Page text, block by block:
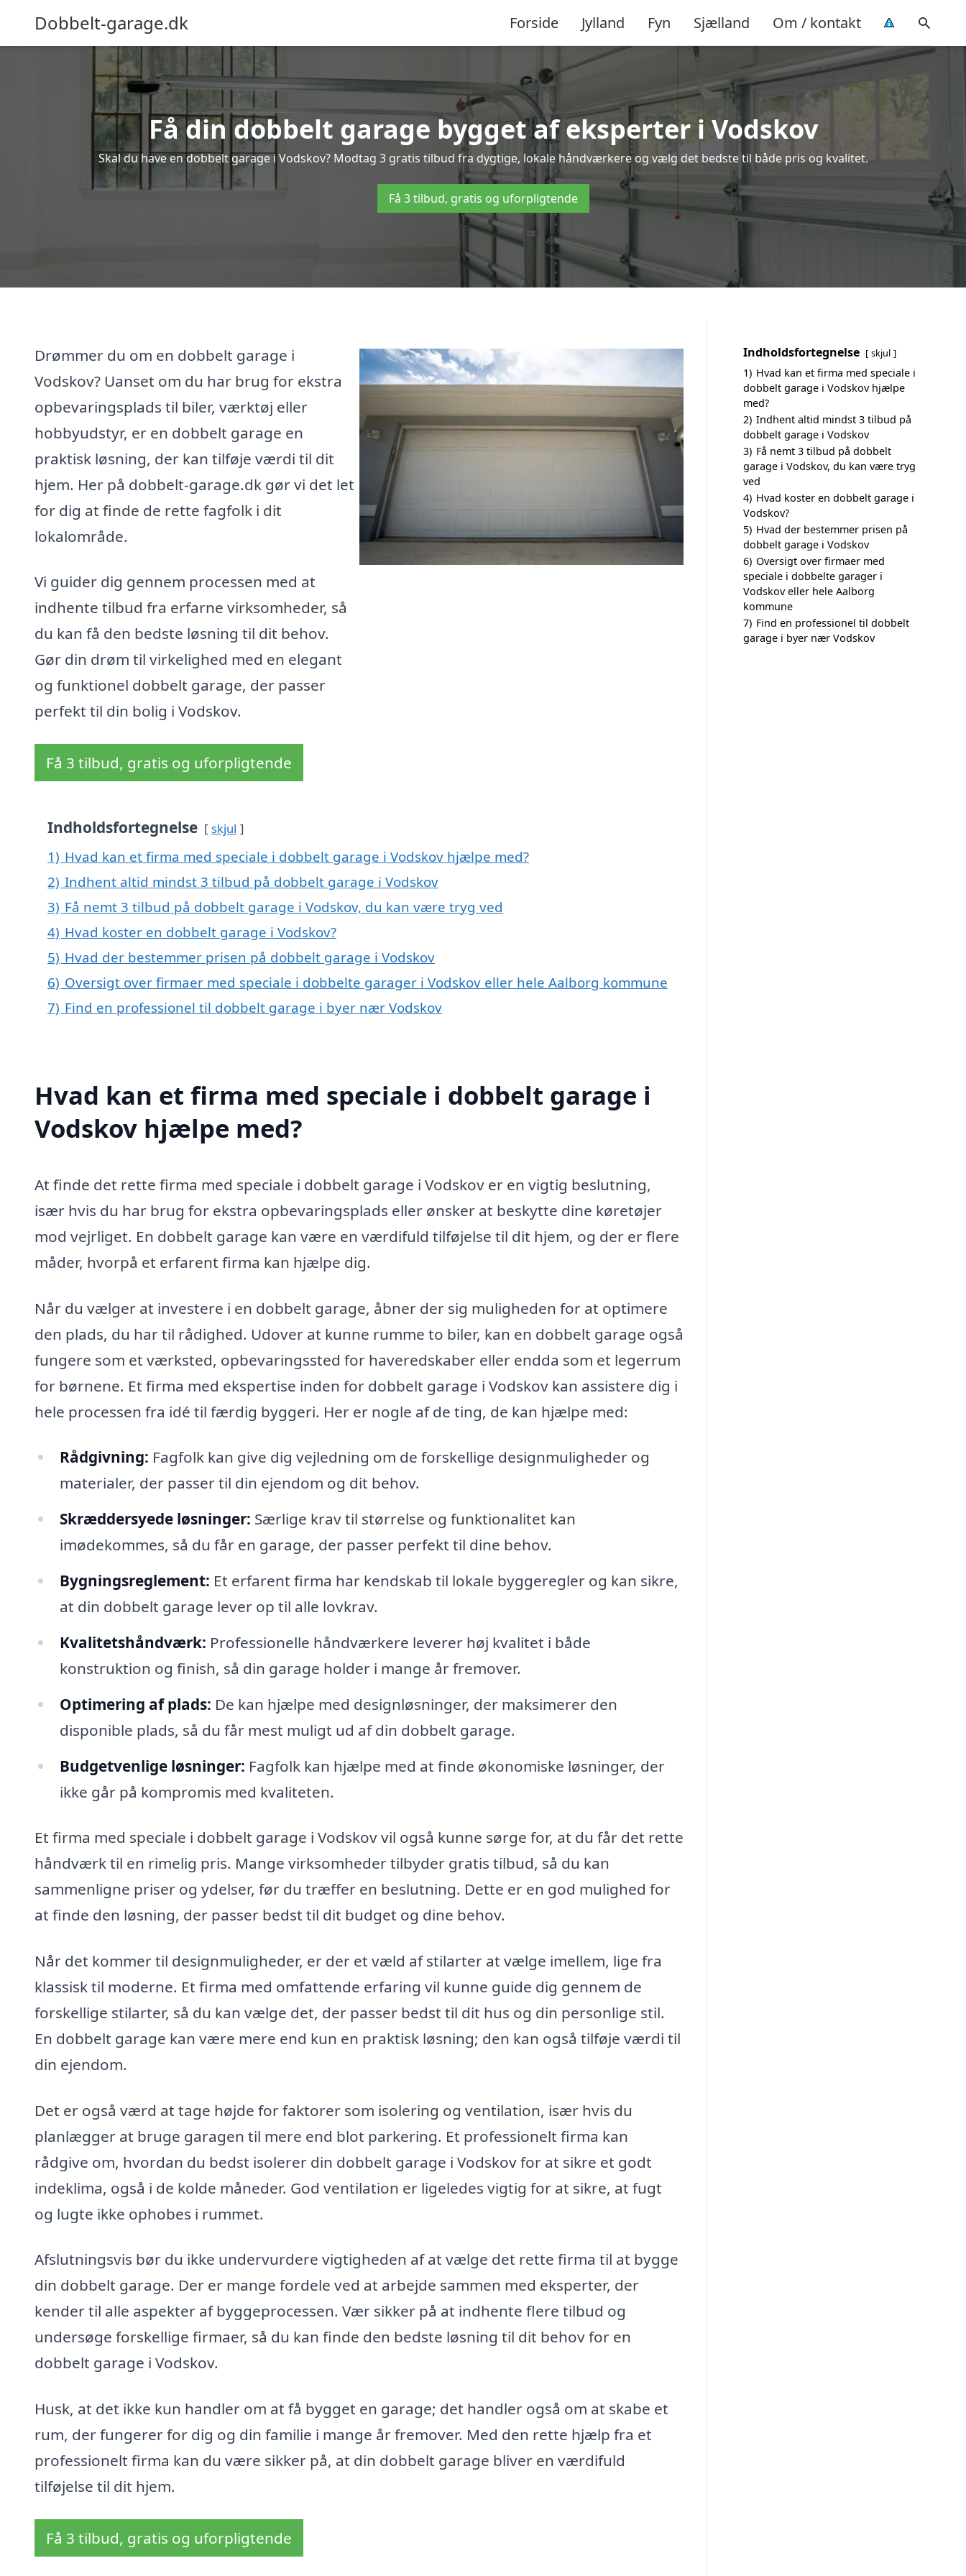
Dobbelt-garage.dk Forside Jylland Fyn Sjælland Om / kontakt
Få din dobbelt garage bygget af eksperter i Vodskov
Skal du have en dobbelt garage i Vodskov? Modtag 3 gratis tilbud fra dygtige, lokale håndværkere og vælg det bedste til både pris og kvalitet.
Få 3 tilbud, gratis og uforpligtende
Drømmer du om en dobbelt garage i
Vodskov? Uanset om du har brug for ekstra
opbevaringsplads til biler, værktøj eller
hobbyudstyr, er en dobbelt garage en
praktisk løsning, der kan tilføje værdi til dit
hjem. Her på dobbelt-garage.dk gør vi det let
for dig at finde de rette fagfolk i dit
lokalområde.
Vi guider dig gennem processen med at
indhente tilbud fra erfarne virksomheder, så
du kan få den bedste løsning til dit behov.
Gør din drøm til virkelighed med en elegant
og funktionel dobbelt garage, der passer
perfekt til din bolig i Vodskov.
Få 3 tilbud, gratis og uforpligtende
Indholdsfortegnelse skjul
1) Hvad kan et firma med speciale i dobbelt garage i Vodskov hjælpe med?
2) Indhent altid mindst 3 tilbud på dobbelt garage i Vodskov
3) Få nemt 3 tilbud på dobbelt garage i Vodskov, du kan være tryg ved
4) Hvad koster en dobbelt garage i Vodskov?
5) Hvad der bestemmer prisen på dobbelt garage i Vodskov
6) Oversigt over firmaer med speciale i dobbelte garager i Vodskov eller hele Aalborg kommune
7) Find en professionel til dobbelt garage i byer nær Vodskov
Hvad kan et firma med speciale i dobbelt garage i
Vodskov hjælpe med?
At finde det rette firma med speciale i dobbelt garage i Vodskov er en vigtig beslutning,
især hvis du har brug for ekstra opbevaringsplads eller ønsker at beskytte dine køretøjer
mod vejrliget. En dobbelt garage kan være en værdifuld tilføjelse til dit hjem, og der er flere
måder, hvorpå et erfarent firma kan hjælpe dig.
Når du vælger at investere i en dobbelt garage, åbner der sig muligheden for at optimere
den plads, du har til rådighed. Udover at kunne rumme to biler, kan en dobbelt garage også
fungere som et værksted, opbevaringssted for haveredskaber eller endda som et legerrum
for børnene. Et firma med ekspertise inden for dobbelt garage i Vodskov kan assistere dig i
hele processen fra idé til færdig byggeri. Her er nogle af de ting, de kan hjælpe med:
Rådgivning: Fagfolk kan give dig vejledning om de forskellige designmuligheder og
materialer, der passer til din ejendom og dit behov.
Skræddersyede løsninger: Særlige krav til størrelse og funktionalitet kan
imødekommes, så du får en garage, der passer perfekt til dine behov.
Bygningsreglement: Et erfarent firma har kendskab til lokale byggeregler og kan sikre,
at din dobbelt garage lever op til alle lovkrav.
Kvalitetshåndværk: Professionelle håndværkere leverer høj kvalitet i både
konstruktion og finish, så din garage holder i mange år fremover.
Optimering af plads: De kan hjælpe med designløsninger, der maksimerer den
disponible plads, så du får mest muligt ud af din dobbelt garage.
Budgetvenlige løsninger: Fagfolk kan hjælpe med at finde økonomiske løsninger, der
ikke går på kompromis med kvaliteten.
Et firma med speciale i dobbelt garage i Vodskov vil også kunne sørge for, at du får det rette
håndværk til en rimelig pris. Mange virksomheder tilbyder gratis tilbud, så du kan
sammenligne priser og ydelser, før du træffer en beslutning. Dette er en god mulighed for
at finde den løsning, der passer bedst til dit budget og dine behov.
Når det kommer til designmuligheder, er der et væld af stilarter at vælge imellem, lige fra
klassisk til moderne. Et firma med omfattende erfaring vil kunne guide dig gennem de
forskellige stilarter, så du kan vælge det, der passer bedst til dit hus og din personlige stil.
En dobbelt garage kan være mere end kun en praktisk løsning; den kan også tilføje værdi til
din ejendom.
Det er også værd at tage højde for faktorer som isolering og ventilation, især hvis du
planlægger at bruge garagen til mere end blot parkering. Et professionelt firma kan
rådgive om, hvordan du bedst isolerer din dobbelt garage i Vodskov for at sikre et godt
indeklima, også i de kolde måneder. God ventilation er ligeledes vigtig for at sikre, at fugt
og lugte ikke ophobes i rummet.
Afslutningsvis bør du ikke undervurdere vigtigheden af at vælge det rette firma til at bygge
din dobbelt garage. Der er mange fordele ved at arbejde sammen med eksperter, der
kender til alle aspekter af byggeprocessen. Vær sikker på at indhente flere tilbud og
undersøge forskellige firmaer, så du kan finde den bedste løsning til dit behov for en
dobbelt garage i Vodskov.
Husk, at det ikke kun handler om at få bygget en garage; det handler også om at skabe et
rum, der fungerer for dig og din familie i mange år fremover. Med den rette hjælp fra et
professionelt firma kan du være sikker på, at din dobbelt garage bliver en værdifuld
tilføjelse til dit hjem.
Få 3 tilbud, gratis og uforpligtende
Indholdsfortegnelse skjul
1) Hvad kan et firma med speciale i
dobbelt garage i Vodskov hjælpe
med?
2) Indhent altid mindst 3 tilbud på
dobbelt garage i Vodskov
3) Få nemt 3 tilbud på dobbelt
garage i Vodskov, du kan være tryg
ved
4) Hvad koster en dobbelt garage i
Vodskov?
5) Hvad der bestemmer prisen på
dobbelt garage i Vodskov
6) Oversigt over firmaer med
speciale i dobbelte garager i
Vodskov eller hele Aalborg
kommune
7) Find en professionel til dobbelt
garage i byer nær Vodskov